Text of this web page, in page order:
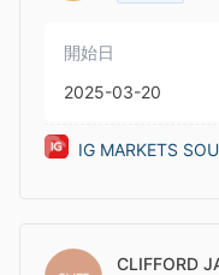
開始日
2025-03-20
IG MARKETS
CLIFFORD